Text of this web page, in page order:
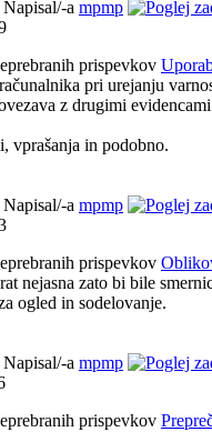
Napisal/-a mpmp
pri urejanju
z drugimi
vprašanja in podobno.
Napisal/-a mpmp
nejasna zato bi bile
ogled in sodelovanje.
Napisal/-a mpmp